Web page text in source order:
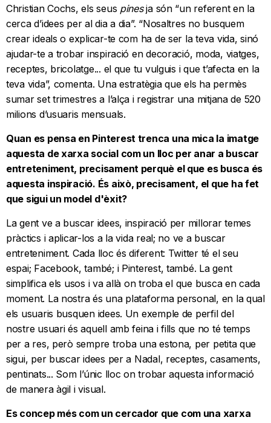
Christian Cochs, els seus pinesja són “un referent en la
cerca d’idees per al dia a dia”. “Nosaltres no busquem
crear ideals o explicar-te com ha de ser la teva vida, sinó
ajudar-te a trobar inspiració en decoració, moda, viatges,
receptes, bricolatge... el que tu vulguis i que t’afecta en la
teva vida”, comenta. Una estratègia que els ha permès
sumar set trimestres a l’alça i registrar una mitjana de 520
milions d’usuaris mensuals.
Quan es pensa en Pinterest trenca una mica la imatge
aquesta de xarxa social com un lloc per anar a buscar
entreteniment, precisament perquè el que es busca és
aquesta inspiració. És això, precisament, el que ha fet
que sigui un model d'èxit?
La gent ve a buscar idees, inspiració per millorar temes
pràctics i aplicar-los a la vida real; no ve a buscar
entreteniment. Cada lloc és diferent: Twitter té el seu
espai; Facebook, també; i Pinterest, també. La gent
simplifica els usos i va allà on troba el que busca en cada
moment. La nostra és una plataforma personal, en la qual
els usuaris busquen idees. Un exemple de perfil del
nostre usuari és aquell amb feina i fills que no té temps
per a res, però sempre troba una estona, per petita que
sigui, per buscar idees per a Nadal, receptes, casaments,
pentinats... Som l’únic lloc on trobar aquesta informació
de manera àgil i visual.
Es concep més com un cercador que com una xarxa